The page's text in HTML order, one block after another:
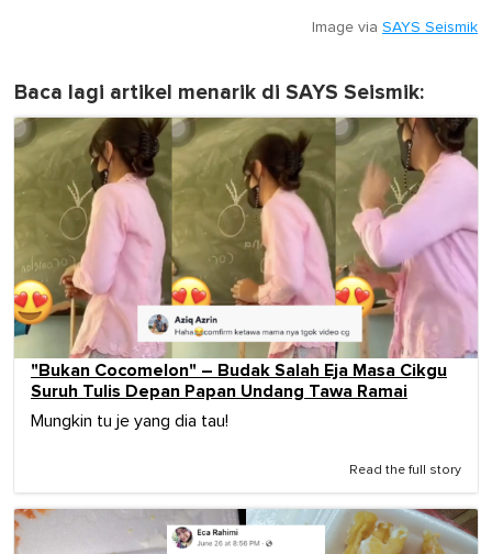
Image via SAYS Seismik
Baca lagi artikel menarik di SAYS Seismik:
"Bukan Cocomelon" – Budak Salah Eja Masa Cikgu
Suruh Tulis Depan Papan Undang Tawa Ramai
Mungkin tu je yang dia tau!
Read the full story